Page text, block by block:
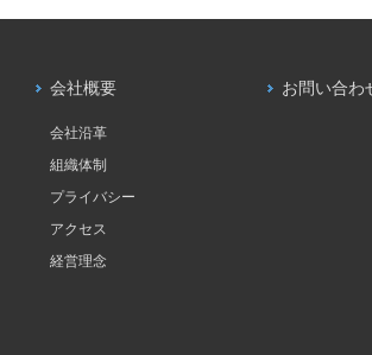
会社概要
会社沿革
組織体制
プライバシー
アクセス
経営理念
お問い合わ